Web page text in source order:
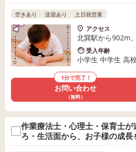
空きあり 送迎あり 土日祝営業
アクセス
北巽駅から902m
受入年齢
小学生 中学生 高
1分で完了！
お問い合わせ
（無料）
作業療法士・心理士・保育士が
ろ・生活面から、お子様の成
ンド本店